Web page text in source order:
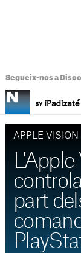
Segueix-nos a
APPLE VISION
part